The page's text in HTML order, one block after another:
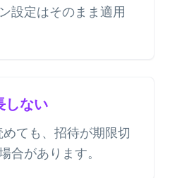
設定はそのまま適用
しない
ても、招待が期限切
合があります。